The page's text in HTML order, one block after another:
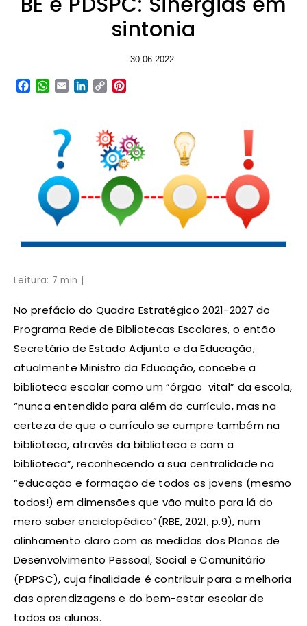
sintonia
30.06.2022
Facebook
WhatsApp
EmailLinkedIn
Copy
Leitura: 7 min |
No prefácio do Quadro Estratégico 2021-2027 do
Programa Rede de Bibliotecas Escolares, o então
Secretário de Estado Adjunto e da Educação,
atualmente Ministro da Educação, concebe a
biblioteca escolar como um “órgão vital” da escola,
“nunca entendido para além do currículo, mas na
certeza de que o currículo se cumpre também na
biblioteca, através da biblioteca e com a
biblioteca”, reconhecendo a sua centralidade na
“educação e formação de todos os jovens (mesmo
todos!) em dimensões que vão muito para lá do
mero saber enciclopédico”(RBE, 2021, p.9), num
alinhamento claro com as medidas dos Planos de
Desenvolvimento Pessoal, Social e Comunitário
(PDPSC), cuja finalidade é contribuir para a melhoria
das aprendizagens e do bem-estar escolar de
todos os alunos.